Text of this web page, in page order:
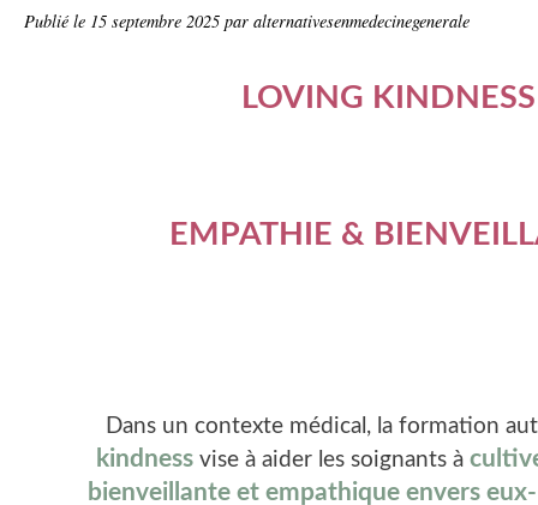
Publié le 15 septembre 2025 par alternativesenmedecinegenerale
LOVING
EMPATHIE &
Dans un contexte médical, la formation
kindnessvise à aider les soignants à
bienveillante et empathique envers